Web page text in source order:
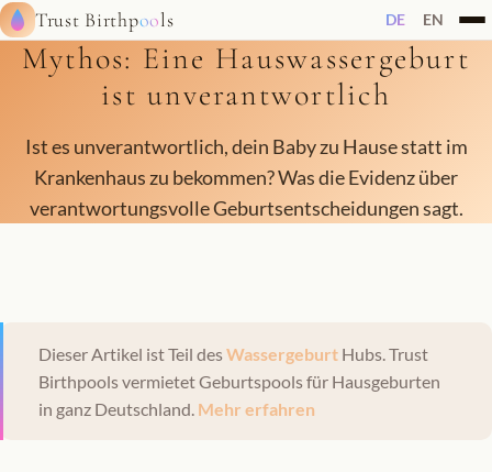
Trust Birthpools DE EN
Mythos: Eine Hauswassergeburt
ist unverantwortlich
Ist es unverantwortlich, dein Baby zu Hause statt im
Krankenhaus zu bekommen? Was die Evidenz über
verantwortungsvolle Geburtsentscheidungen sagt.
Dieser Artikel ist Teil desWassergeburt Hubs. Trust
Birthpools vermietet Geburtspools für Hausgeburten
in ganz Deutschland. Mehr erfahren